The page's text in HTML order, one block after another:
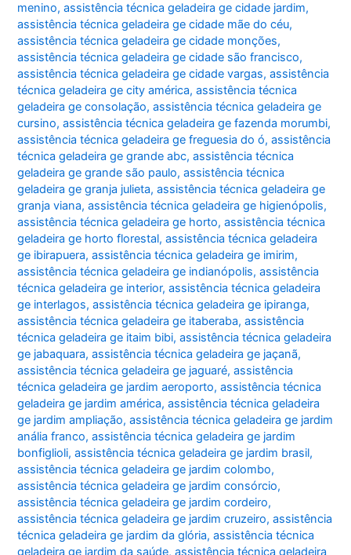
menino,assistência técnica geladeira ge cidade jardim,
assistência técnica geladeira ge cidade mãe do céu,
assistência técnica geladeira ge cidade monções,
assistência técnica geladeira ge cidade são francisco,
assistência técnica geladeira ge cidade vargas,assistência
técnica geladeira ge city américa,assistência técnica
geladeira ge consolação,assistência técnica geladeira ge
cursino,assistência técnica geladeira ge fazenda morumbi,
assistência técnica geladeira ge freguesia do ó,assistência
técnica geladeira ge grande abc,assistência técnica
geladeira ge grande são paulo,assistência técnica
geladeira ge granja julieta,assistência técnica geladeira ge
granja viana,assistência técnica geladeira ge higienópolis,
assistência técnica geladeira ge horto,assistência técnica
geladeira ge horto florestal,assistência técnica geladeira
ge ibirapuera,assistência técnica geladeira ge imirim,
assistência técnica geladeira ge indianópolis,assistência
técnica geladeira ge interior,assistência técnica geladeira
ge interlagos,assistência técnica geladeira ge ipiranga,
assistência técnica geladeira ge itaberaba,assistência
técnica geladeira ge itaim bibi,assistência técnica geladeira
ge jabaquara,assistência técnica geladeira ge jaçanã,
assistência técnica geladeira ge jaguaré,assistência
técnica geladeira ge jardim aeroporto,assistência técnica
geladeira ge jardim américa,assistência técnica geladeira
ge jardim ampliação,assistência técnica geladeira ge jardim
anália franco,assistência técnica geladeira ge jardim
bonfiglioli,assistência técnica geladeira ge jardim brasil,
assistência técnica geladeira ge jardim colombo,
assistência técnica geladeira ge jardim consórcio,
assistência técnica geladeira ge jardim cordeiro,
assistência técnica geladeira ge jardim cruzeiro,assistência
técnica geladeira ge jardim da glória,assistência técnica
geladeira ge jardim da saúde,assistência técnica geladeira